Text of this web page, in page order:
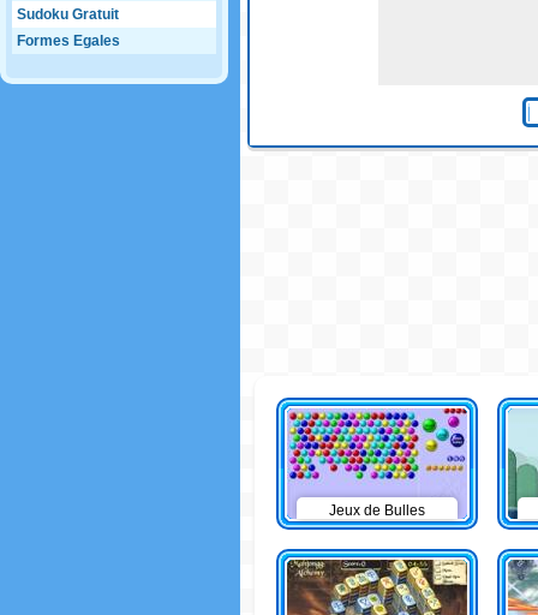
Sudoku Gratuit
Formes Egales
Jeux de Bulles